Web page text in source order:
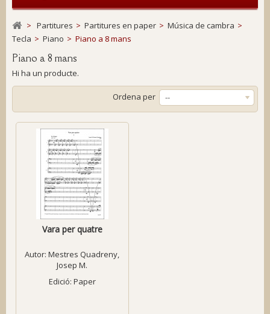
> Partitures > Partitures en paper > Música de cambra >
Tecla > Piano > Piano a 8 mans
Piano a 8 mans
Hi ha un producte.
Ordena per --
Vara per quatre
Autor:Mestres Quadreny,
Josep M.
Edició: Paper